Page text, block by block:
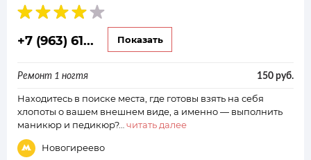
+7 (963) 61... Показать
Ремонт 1 ногтя 150 руб.
Находитесь в поиске места, где готовы взять на себя
хлопоты о вашем внешнем виде, а именно — выполнить
маникюр и педикюр?…читать далее
Новогиреево